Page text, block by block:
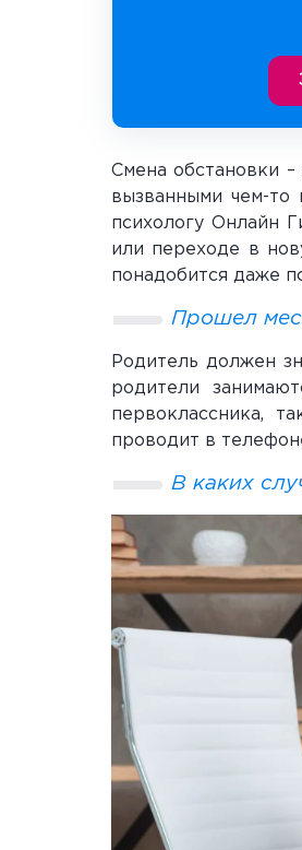
Смена обстановки
вызванными чем-то
психологу Онлайн
или переходе в
понадобится даже
Прошел
Родитель должен
родители
первоклассника,
проводит в
В каких